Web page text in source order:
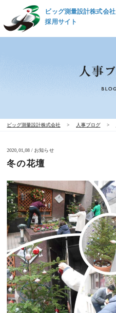
ビッグ測量設計株式会社
採用サイト
ビッグ測量設計株式会社 > 人事ブログ >
2020,01,08 / お知らせ
冬の花壇